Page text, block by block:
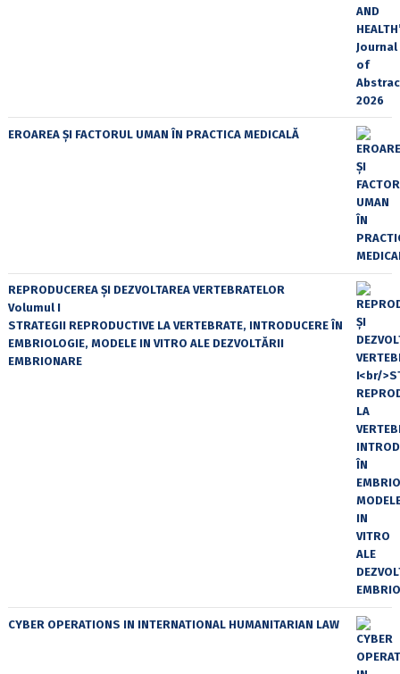
EROAREA ȘI FACTORUL UMAN ÎN PRACTICA MEDICALĂ
REPRODUCEREA ȘI DEZVOLTAREA VERTEBRATELOR
Volumul I
STRATEGII REPRODUCTIVE LA VERTEBRATE, INTRODUCERE ÎN
EMBRIOLOGIE, MODELE IN VITRO ALE DEZVOLTĂRII
EMBRIONARE
CYBER OPERATIONS IN INTERNATIONAL HUMANITARIAN LAW